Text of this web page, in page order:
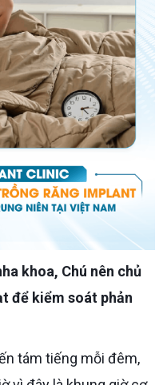
để kiểm soát phản